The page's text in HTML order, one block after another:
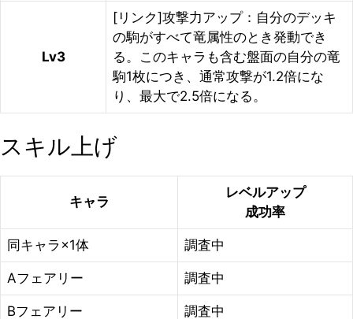
Lv3
[リンク]攻撃力アップ：自分のデッキ
の駒がすべて竜属性のとき発動でき
る。このキャラも含む盤面の自分の竜
駒1枚につき、通常攻撃が1.2倍にな
り、最大で2.5倍になる。
スキル上げ
キャラ
レベルアップ
成功率
同キャラ×1体 調査中
Aフェアリー 調査中
Bフェアリー 調査中